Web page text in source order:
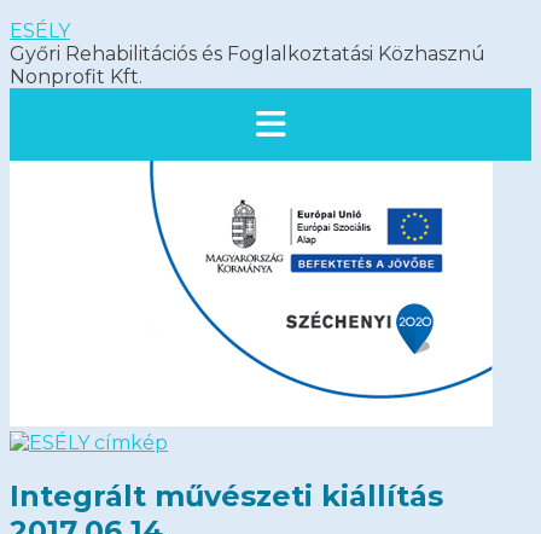
ESÉLY
Győri Rehabilitációs és Foglalkoztatási Közhasznú
Nonprofit Kft.
Integrált művészeti kiállítás